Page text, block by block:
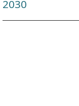
2030